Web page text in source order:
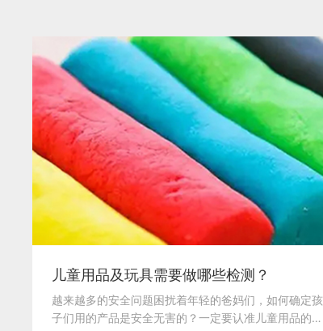
儿童用品及玩具需要做哪些检测？
越来越多的安全问题困扰着年轻的爸妈们，如何确定孩
子们用的产品是安全无害的？一定要认准儿童用品的检